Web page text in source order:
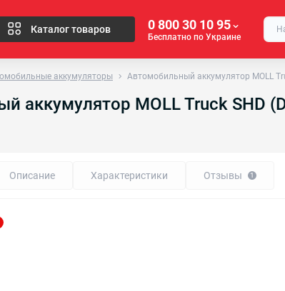
Каталог товаров 0 800 30 10 95
Бесплатно по Украине
аккумуляторы Автомобильный аккумулятор MOLL
аккумулятор MOLL Truck SHD
Описание Характеристики Отзывы 1